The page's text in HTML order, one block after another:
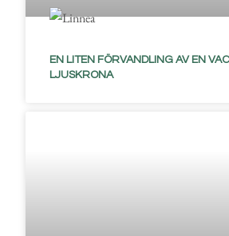
EN LITEN FÖRVANDLING AV EN
LJUSKRONA